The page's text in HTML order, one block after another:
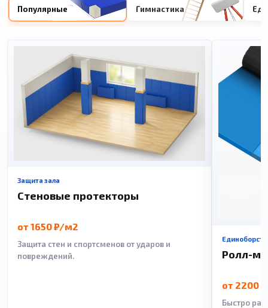
Популярные Гимнастика
Защита зала
Стеновые протекторы
от 1650 ₽/м2
Защита стен и спортсменов от ударов и
повреждений.
Ролл-
от 2200
Быстро